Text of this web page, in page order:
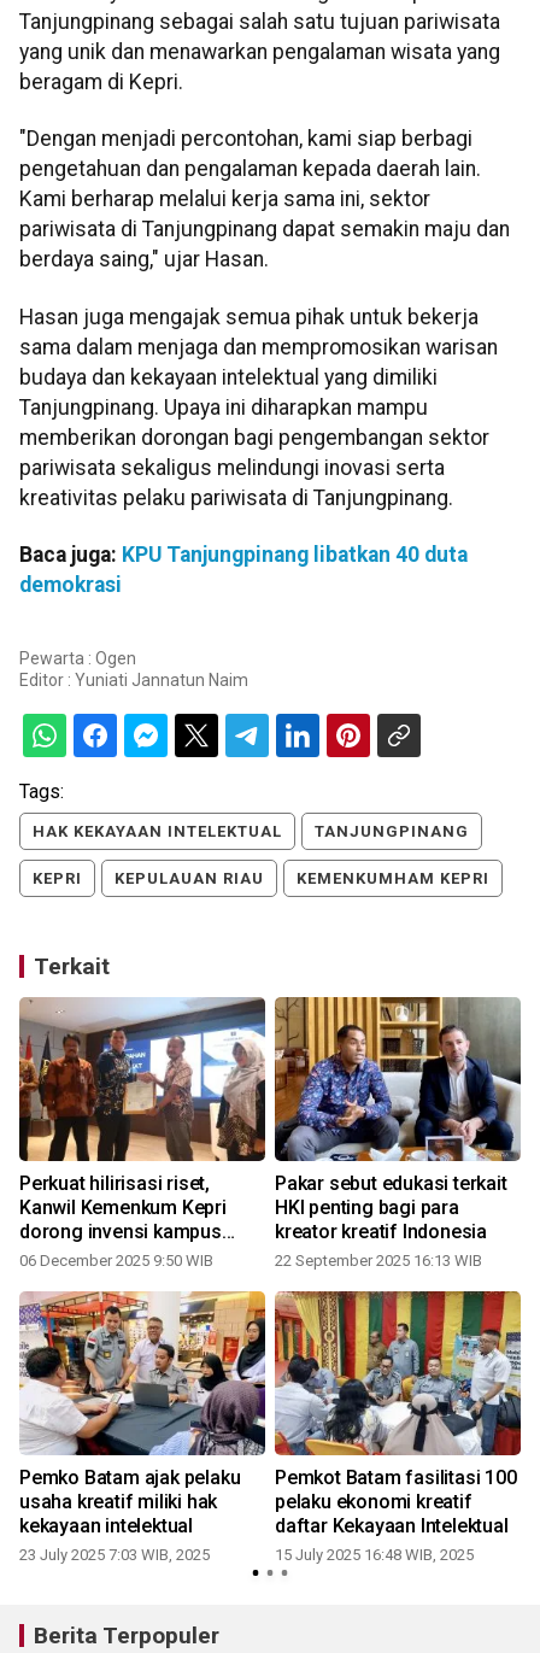
Tanjungpinang sebagai salah satu tujuan pariwisata
yang unik dan menawarkan pengalaman wisata yang
beragam di Kepri.
"Dengan menjadi percontohan, kami siap berbagi
pengetahuan dan pengalaman kepada daerah lain.
Kami berharap melalui kerja sama ini, sektor
pariwisata di Tanjungpinang dapat semakin maju dan
berdaya saing," ujar Hasan.
Hasan juga mengajak semua pihak untuk bekerja
sama dalam menjaga dan mempromosikan warisan
budaya dan kekayaan intelektual yang dimiliki
Tanjungpinang. Upaya ini diharapkan mampu
memberikan dorongan bagi pengembangan sektor
pariwisata sekaligus melindungi inovasi serta
kreativitas pelaku pariwisata di Tanjungpinang.
Baca juga: KPU Tanjungpinang libatkan 40 duta
demokrasi
Pewarta : Ogen
Editor : Yuniati Jannatun Naim
Tags:
HAK KEKAYAAN INTELEKTUAL TANJUNGPINANG
KEPRI KEPULAUAN RIAU KEMENKUMHAM KEPRI
Terkait
Perkuat hilirisasi riset,
Kanwil Kemenkum Kepri
dorong invensi kampus
melalui program paten one
06 December 2025 9:50 WIB
Pakar sebut edukasi terkait
HKI penting bagi para
kreator kreatif Indonesia
22 September 2025 16:13 WIB
Pemko Batam ajak pelaku
usaha kreatif miliki hak
kekayaan intelektual
23 July 2025 7:03 WIB, 2025
Pemkot Batam fasilitasi 100
pelaku ekonomi kreatif
daftar Kekayaan Intelektual
15 July 2025 16:48 WIB, 2025
Berita Terpopuler